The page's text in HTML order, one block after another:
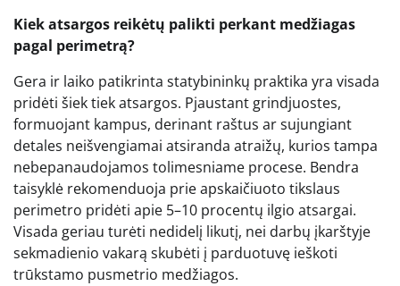
Kiek atsargos reikėtų palikti perkant medžiagas
pagal perimetrą?
Gera ir laiko patikrinta statybininkų praktika yra visada
pridėti šiek tiek atsargos. Pjaustant grindjuostes,
formuojant kampus, derinant raštus ar sujungiant
detales neišvengiamai atsiranda atraižų, kurios tampa
nebepanaudojamos tolimesniame procese. Bendra
taisyklė rekomenduoja prie apskaičiuoto tikslaus
perimetro pridėti apie 5–10 procentų ilgio atsargai.
Visada geriau turėti nedidelį likutį, nei darbų įkarštyje
sekmadienio vakarą skubėti į parduotuvę ieškoti
trūkstamo pusmetrio medžiagos.